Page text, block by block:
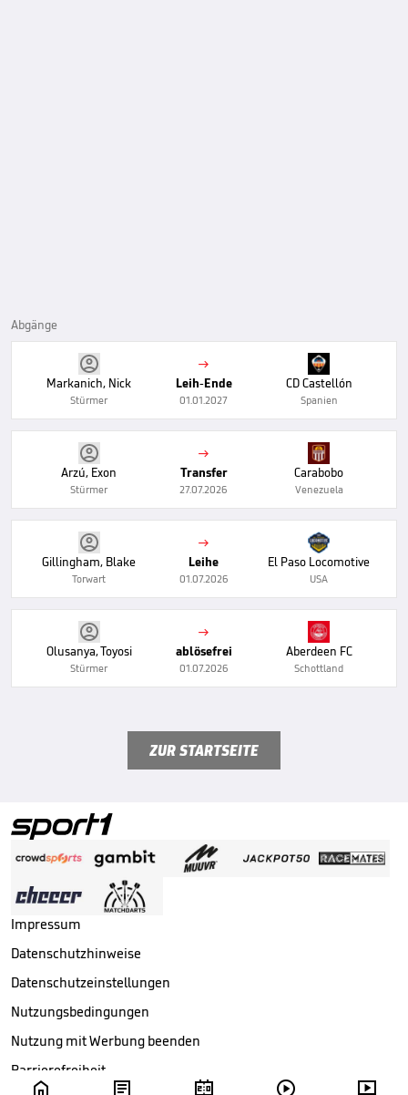
Abgänge
Markanich, Nick
Stürmer

Leih-Ende
01.01.2027
CD Castellón
Spanien
Arzú, Exon
Stürmer

Transfer
27.07.2026
Carabobo
Venezuela
Gillingham, Blake
Torwart

Leihe
01.07.2026
El Paso Locomotive
USA
Olusanya, Toyosi
Stürmer

ablösefrei
01.07.2026
Aberdeen FC
Schottland
    
ZUR STARTSEITE
Impressum
Datenschutzhinweise
Datenschutzeinstellungen
Nutzungsbedingungen
Nutzung mit Werbung beenden
Barrierefreiheit